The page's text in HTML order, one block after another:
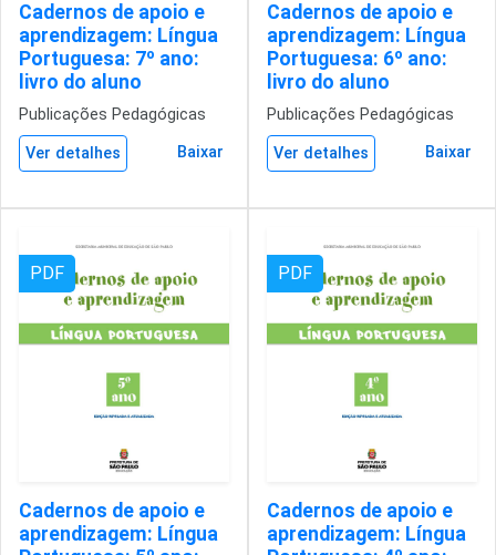
Cadernos de apoio e
aprendizagem: Língua
Portuguesa: 7º ano:
livro do aluno
Publicações Pedagógicas
Ver detalhes Baixar
Cadernos de apoio e
aprendizagem: Língua
Portuguesa: 6º ano:
livro do aluno
Publicações Pedagógicas
Ver detalhes Baixar
PDF
Cadernos de apoio e
aprendizagem: Língua
PDF
Cadernos de apoio e
aprendizagem: Língua